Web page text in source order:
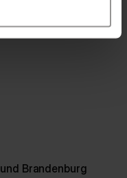
E-Mental
Forschung.
Brandenburg